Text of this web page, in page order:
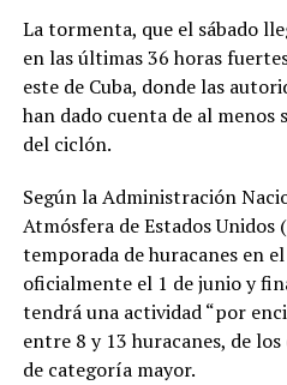
La tormenta, que el sábado
en las últimas 36 horas
este de Cuba, donde las
han dado cuenta de al menos
del ciclón.
Según la Administración
Atmósfera de Estados Unidos
temporada de huracanes en
oficialmente el 1 de junio y
tendrá una actividad “por
entre 8 y 13 huracanes, de
de categoría mayor.